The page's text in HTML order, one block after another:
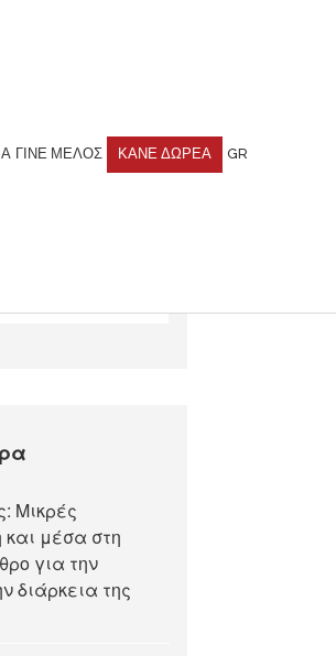
ΓΊΝΕ ΜΈΛΟΣ ΚΆΝΕ ΔΩΡΕΆ GR
Μικρές
και μέσα στη
για την
διάρκεια της